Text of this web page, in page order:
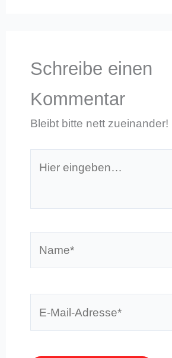
Schreibe einen
Kommentar
Bleibt bitte nett zueinander!
eingeben…